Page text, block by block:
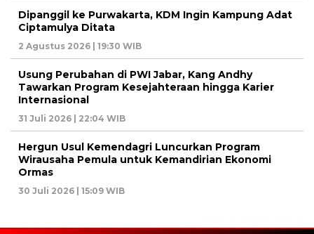
Dipanggil ke Purwakarta, KDM Ingin Kampung Adat
Ciptamulya Ditata
2 Agustus 2026 | 19:30 WIB
Usung Perubahan di PWI Jabar, Kang Andhy
Tawarkan Program Kesejahteraan hingga Karier
Internasional
31 Juli 2026 | 22:04 WIB
Hergun Usul Kemendagri Luncurkan Program
Wirausaha Pemula untuk Kemandirian Ekonomi
Ormas
30 Juli 2026 | 15:09 WIB